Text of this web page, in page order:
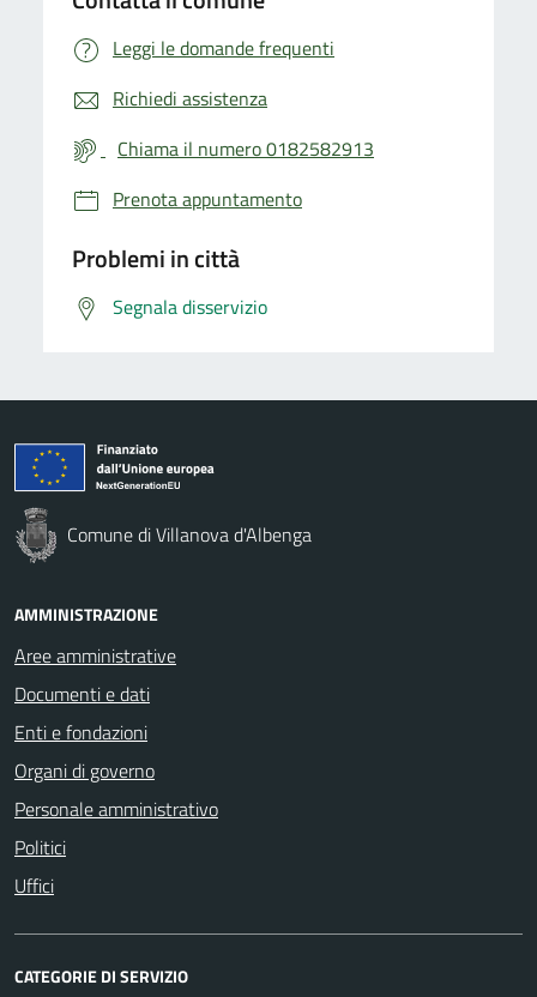
Leggi le domande frequenti
Richiedi assistenza
Chiama il numero 0182582913
Prenota appuntamento
Problemi in città
Segnala disservizio
Comune di Villanova d'Albenga
AMMINISTRAZIONE
Aree amministrative
Documenti e dati
Enti e fondazioni
Organi di governo
Personale amministrativo
Politici
Uffici
CATEGORIE DI SERVIZIO